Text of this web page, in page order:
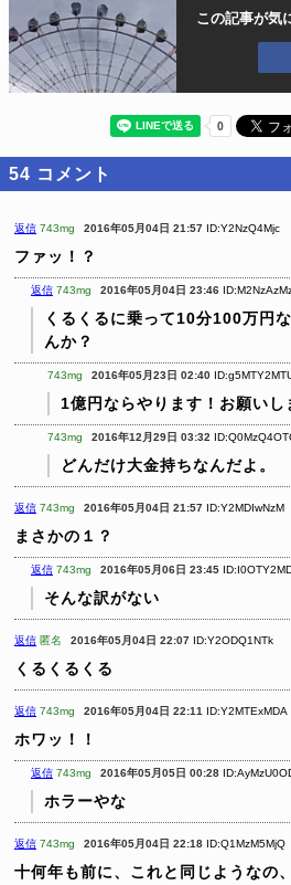
この記事が気
54 コメント
返信 743mg 2016年05月04日 21:57 ID:Y2NzQ4Mjc
ファッ！？
返信 743mg 2016年05月04日 23:46
くるくるに乗って10分100万円
んか？
743mg 2016年05月23日 02:40
1億円ならやります！お願いし
743mg 2016年12月29日 03:32
どんだけ大金持ちなんだよ。
返信 743mg 2016年05月04日 21:57 ID:Y2MDIwNzM
まさかの１？
返信 743mg 2016年05月06日 23:45
そんな訳がない
返信 匿名 2016年05月04日 22:07 ID:Y2ODQ1NTk
くるくるくる
返信 743mg 2016年05月04日 22:11 ID:Y2MTExMDA
ホワッ！！
返信 743mg 2016年05月05日 00:28
ホラーやな
返信 743mg 2016年05月04日 22:18 ID:Q1MzM5MjQ
十何年も前に、これと同じようなの